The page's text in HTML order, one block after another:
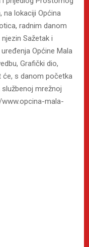
na lokaciji Općina
radnim danom
Sažetak i
Općine Mala
Grafički dio,
će, s danom početka
mrežnoj
mala-